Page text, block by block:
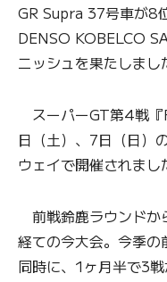
GR Supra 37号車が8
DENSO KOBELCO
ニッシュを果たしまし
スーパーGT第4戦
日（土）、7日（日）
ウェイで開催されまし
前戦鈴鹿ラウンドか
経ての今大会。今季の
同時に、1ヶ月半で3